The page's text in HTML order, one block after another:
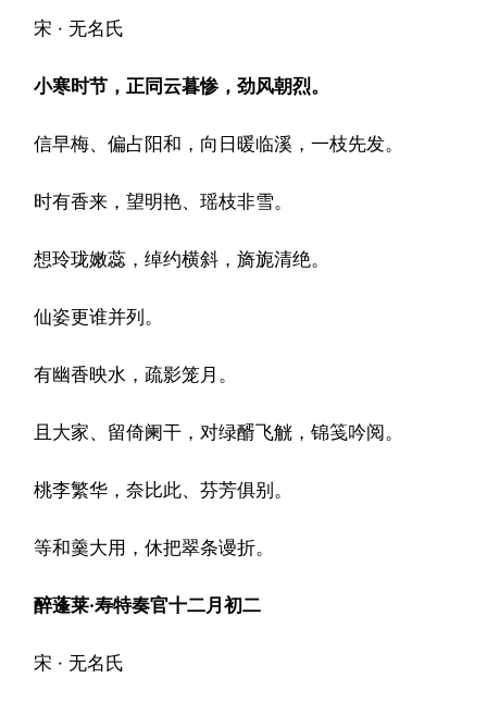
宋 · 无名氏
小寒时节，正同云暮惨，劲风朝烈。
信早梅、偏占阳和，向日暖临溪，一枝先发。
时有香来，望明艳、瑶枝非雪。
想玲珑嫩蕊，绰约横斜，旖旎清绝。
仙姿更谁并列。
有幽香映水，疏影笼月。
且大家、留倚阑干，对绿醑飞觥，锦笺吟阅。
桃李繁华，奈比此、芬芳俱别。
等和羹大用，休把翠条谩折。
醉蓬莱·寿特奏官十二月初二
宋 · 无名氏